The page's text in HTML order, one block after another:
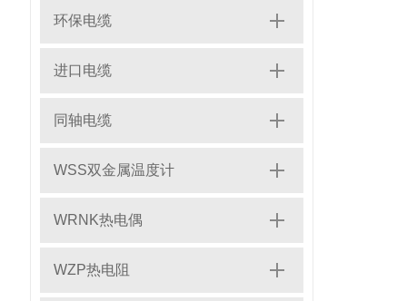
环保电缆
进口电缆
同轴电缆
WSS双金属温度计
WRNK热电偶
WZP热电阻